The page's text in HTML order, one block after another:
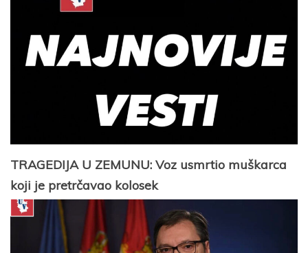
TRAGEDIJA U ZEMUNU: Voz usmrtio muškarca
koji je pretrčavao kolosek